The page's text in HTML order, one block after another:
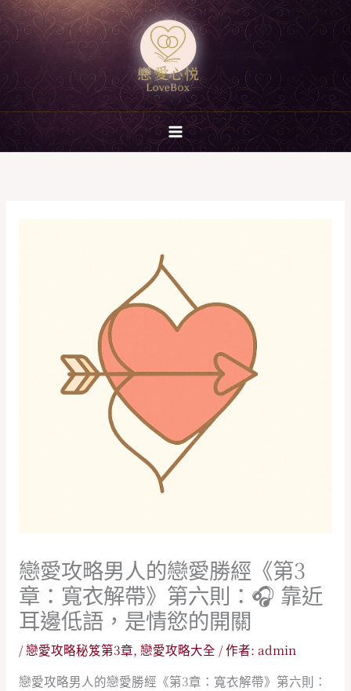
跳
至
主
要
內
戀愛攻略男人的戀愛勝經《第3
章：寬衣解帶》第六則：🎧 靠近
耳邊低語，是情慾的開關
/戀愛攻略秘笈第3章, 戀愛攻略大全 / 作者: admin
戀愛攻略男人的戀愛勝經《第3章：寬衣解帶》第六則：